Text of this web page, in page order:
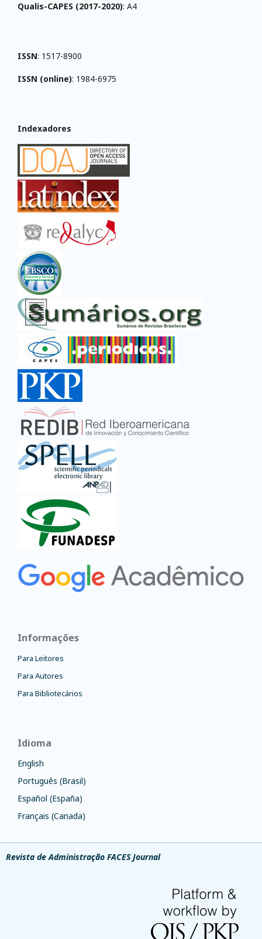
Qualis-CAPES (2017-2020): A4
ISSN: 1517-8900
ISSN (online): 1984-6975
Indexadores
Informações
Para Leitores
Para Autores
Para Bibliotecários
Idioma
English
Português (Brasil)
Español (España)
Français (Canada)
Revista de Administração FACES Journal